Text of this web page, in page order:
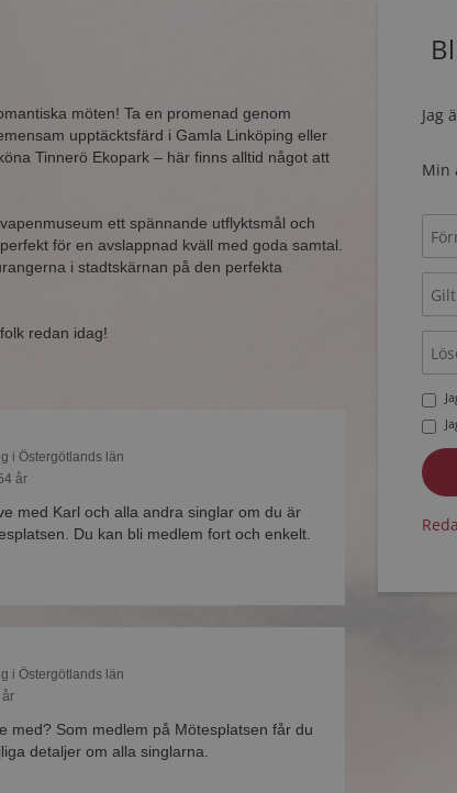
möten! Ta en promenad genom
upptäcktsfärd i Gamla Linköping eller
Tinnerö Ekopark – här finns alltid något att
ett spännande utflyktsmål och
för en avslappnad kväll med goda samtal.
i stadtskärnan på den perfekta
redan idag!
i Östergötlands län
år
med Karl och alla andra singlar om du är
Du kan bli medlem fort och enkelt.
i Östergötlands län
år
med? Som medlem på Mötesplatsen får du
detaljer om alla singlarna.
Jag
Min